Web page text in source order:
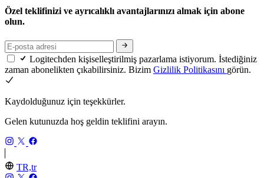
Özel teklifinizi ve ayrıcalıklı avantajlarınızı almak için abone
olun.
Logitechden kişiselleştirilmiş pazarlama istiyorum. İstediğiniz
zaman abonelikten çıkabilirsiniz. Bizim Gizlilik Politikasını görün.
Kaydolduğunuz için teşekkürler.
Gelen kutunuzda hoş geldin teklifini arayın.
TR,tr